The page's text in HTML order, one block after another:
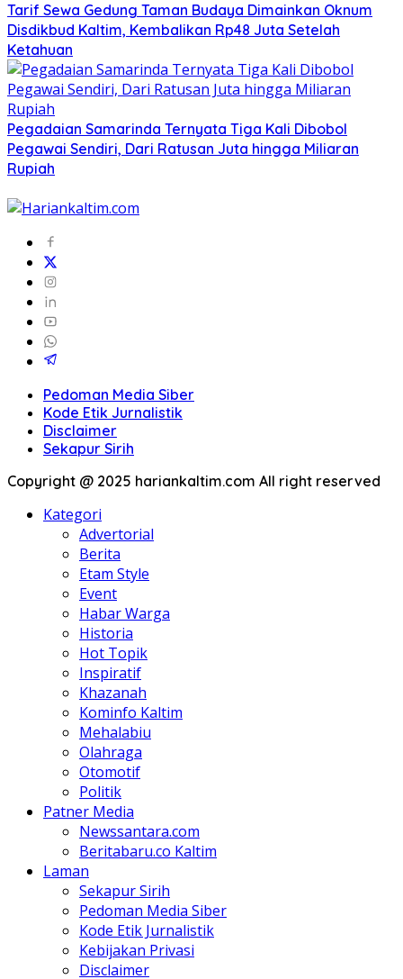
Tarif Sewa Gedung Taman Budaya Dimainkan Oknum
Disdikbud Kaltim, Kembalikan Rp48 Juta Setelah
Ketahuan
Pegadaian Samarinda Ternyata Tiga Kali Dibobol
Pegawai Sendiri, Dari Ratusan Juta hingga Miliaran
Rupiah
Pedoman Media Siber
Kode Etik Jurnalistik
Disclaimer
Sekapur Sirih
Copyright @ 2025 hariankaltim.com All right reserved
Kategori
Advertorial
Berita
Etam Style
Event
Habar Warga
Historia
Hot Topik
Inspiratif
Khazanah
Kominfo Kaltim
Mehalabiu
Olahraga
Otomotif
Politik
Patner Media
Newssantara.com
Beritabaru.co Kaltim
Laman
Sekapur Sirih
Pedoman Media Siber
Kode Etik Jurnalistik
Kebijakan Privasi
Disclaimer